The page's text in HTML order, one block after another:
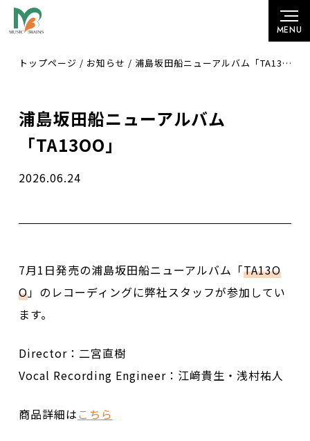
トップページ / お知らせ / 浦島坂田船ニューアルバム「TA13OO」
浦島坂田船ニューアルバム
「TA13OO」
2026.06.24
7月1日発売の浦島坂田船ニューアルバム「TA13O
O」のレコーディングに弊社スタッフが参加してい
ます。
Director：二宮直樹
Vocal Recording Engineer：江﨑貴生・浅村祐人
商品詳細は こちら